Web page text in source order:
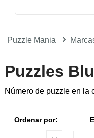
Puzzle Mania
Puzzles
Número de puzzle en la
Ordenar por: